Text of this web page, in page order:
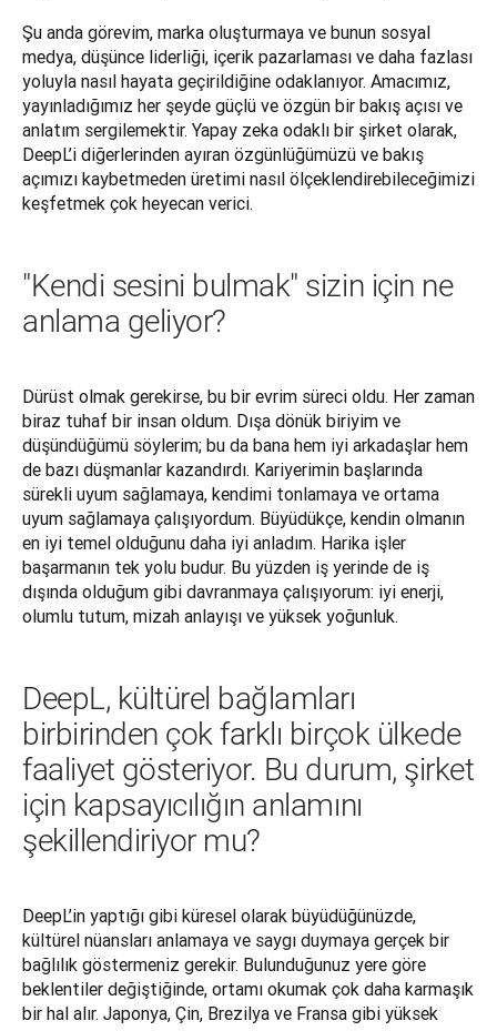
Şu anda görevim, marka oluşturmaya ve bunun sosyal
medya, düşünce liderliği, içerik pazarlaması ve daha fazlası
yoluyla nasıl hayata geçirildiğine odaklanıyor. Amacımız,
yayınladığımız her şeyde güçlü ve özgün bir bakış açısı ve
anlatım sergilemektir. Yapay zeka odaklı bir şirket olarak,
DeepL’i diğerlerinden ayıran özgünlüğümüzü ve bakış
açımızı kaybetmeden üretimi nasıl ölçeklendirebileceğimizi
keşfetmek çok heyecan verici.
"Kendi sesini bulmak" sizin için ne
anlama geliyor?
Dürüst olmak gerekirse, bu bir evrim süreci oldu. Her zaman
biraz tuhaf bir insan oldum. Dışa dönük biriyim ve
düşündüğümü söylerim; bu da bana hem iyi arkadaşlar hem
de bazı düşmanlar kazandırdı. Kariyerimin başlarında
sürekli uyum sağlamaya, kendimi tonlamaya ve ortama
uyum sağlamaya çalışıyordum. Büyüdükçe, kendin olmanın
en iyi temel olduğunu daha iyi anladım. Harika işler
başarmanın tek yolu budur. Bu yüzden iş yerinde de iş
dışında olduğum gibi davranmaya çalışıyorum: iyi enerji,
olumlu tutum, mizah anlayışı ve yüksek yoğunluk.
DeepL, kültürel bağlamları
birbirinden çok farklı birçok ülkede
faaliyet gösteriyor. Bu durum, şirket
için kapsayıcılığın anlamını
şekillendiriyor mu?
DeepL’in yaptığı gibi küresel olarak büyüdüğünüzde,
kültürel nüansları anlamaya ve saygı duymaya gerçek bir
bağlılık göstermeniz gerekir. Bulunduğunuz yere göre
beklentiler değiştiğinde, ortamı okumak çok daha karmaşık
bir hal alır. Japonya, Çin, Brezilya ve Fransa gibi yüksek